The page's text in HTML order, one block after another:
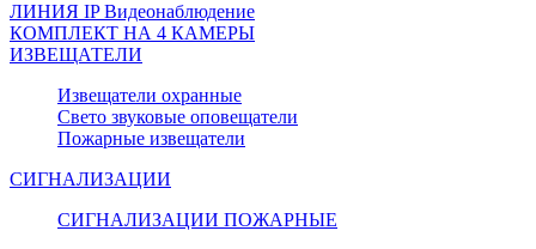
ЛИНИЯ IP Видеонаблюдение
КОМПЛЕКТ НА 4 КАМЕРЫ
ИЗВЕЩАТЕЛИ
Извещатели охранные
Свето звуковые оповещатели
Пожарные извещатели
СИГНАЛИЗАЦИИ
СИГНАЛИЗАЦИИ ПОЖАРНЫЕ